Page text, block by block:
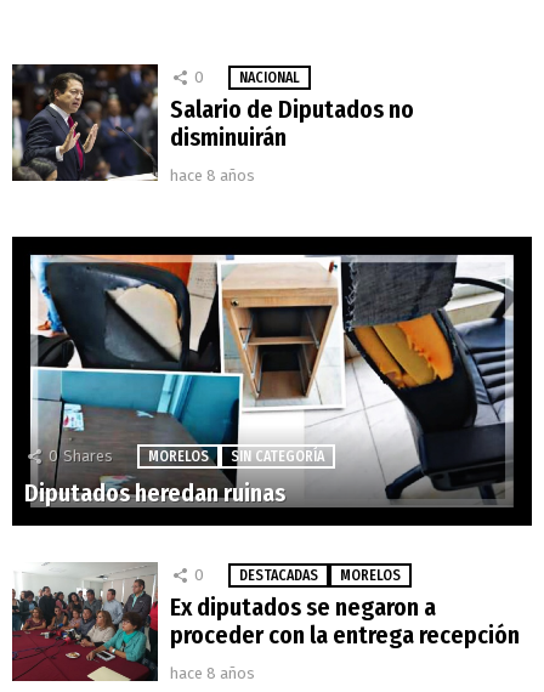
0 NACIONAL
Salario de Diputados no
disminuirán
hace 8 años
0 Shares MORELOS SIN CATEGORÍA
Diputados heredan ruinas
0 DESTACADAS MORELOS
Ex diputados se negaron a
proceder con la entrega recepción
hace 8 años